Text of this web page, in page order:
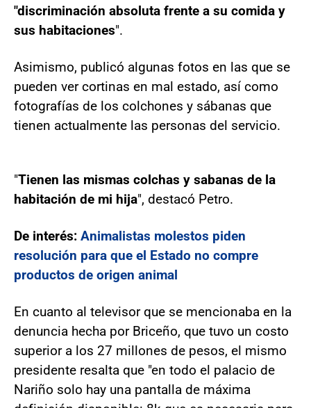
"discriminación absoluta frente a su comida y
sus habitaciones".
Asimismo, publicó algunas fotos en las que se
pueden ver cortinas en mal estado, así como
fotografías de los colchones y sábanas que
tienen actualmente las personas del servicio.
"Tienen las mismas colchas y sabanas de la
habitación de mi hija", destacó Petro.
De interés: Animalistas molestos piden
resolución para que el Estado no compre
productos de origen animal
En cuanto al televisor que se mencionaba en la
denuncia hecha por Briceño, que tuvo un costo
superior a los 27 millones de pesos, el mismo
presidente resalta que "en todo el palacio de
Nariño solo hay una pantalla de máxima